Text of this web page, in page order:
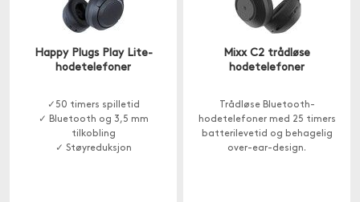
Happy Plugs Play Lite-
hodetelefoner
✓50 timers spilletid
✓ Bluetooth og 3,5 mm
tilkobling
✓ Støyreduksjon
Mixx C2 trådløse
hodetelefoner
Trådløse Bluetooth-
hodetelefoner med 25 timers
batterilevetid og behagelig
over-ear-design.